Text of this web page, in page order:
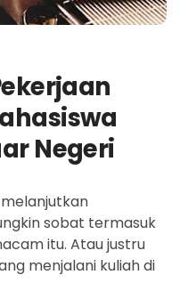
Negeri
sobat termasuk
itu. Atau justru
menjalani kuliah di